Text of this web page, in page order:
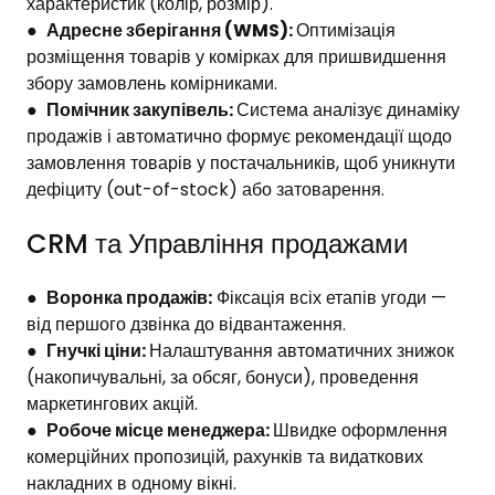
менеджерів на ручному наборі адрес.
● Адресне зберігання (WMS):Оптимізація
розміщення товарів у комірках для пришвидшення
збору замовлень комірниками.
● Помічник закупівель:Система аналізує динаміку
продажів і автоматично формує рекомендації щодо
замовлення товарів у постачальників, щоб уникнути
дефіциту (out-of-stock) або затоварення.
CRM та Управління продажами
● Воронка продажів: Фіксація всіх етапів угоди —
від першого дзвінка до відвантаження.
● Гнучкі ціни:Налаштування автоматичних знижок
(накопичувальні, за обсяг, бонуси), проведення
маркетингових акцій.
● Робоче місце менеджера:Швидке оформлення
комерційних пропозицій, рахунків та видаткових
накладних в одному вікні.